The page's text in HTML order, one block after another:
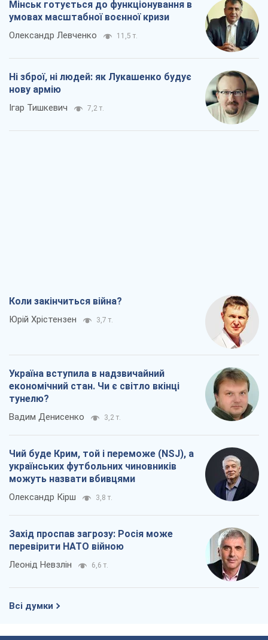
Мінськ готується до функціонування в
умовах масштабної воєнної кризи
Олександр Левченко 11,5 т.
Ні зброї, ні людей: як Лукашенко будує
нову армію
Ігар Тишкевич 7,2 т.
Коли закінчиться війна?
Юрій Хрістензен 3,7 т.
Україна вступила в надзвичайний
економічний стан. Чи є світло вкінці
тунелю?
Вадим Денисенко 3,2 т.
Чий буде Крим, той і переможе (NSJ), а
українських футбольних чиновників
можуть назвати вбивцями
Олександр Кірш 3,8 т.
Захід проспав загрозу: Росія може
перевірити НАТО війною
Леонід Невзлін 6,6 т.
Всі думки